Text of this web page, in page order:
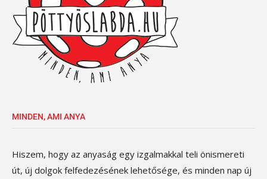
MINDEN, AMI ANYA
Hiszem, hogy az anyaság egy izgalmakkal teli önismereti
út, új dolgok felfedezésének lehetősége, és minden nap új